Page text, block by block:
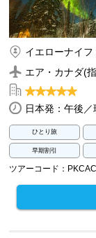
イエローナイフ
エア・カナダ(
日本発：午後
ひとり旅
早期割引
ツアーコード：